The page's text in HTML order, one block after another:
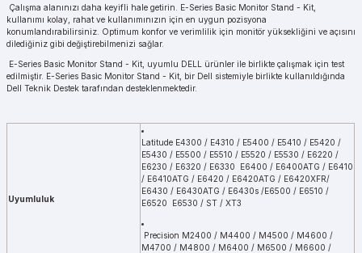
Çalışma alanınızı daha keyifli hale getirin. E-Series Basic Monitor Stand - Kit,
kullanımı kolay, rahat ve kullanımınızın için en uygun pozisyona
konumlandırabilirsiniz. Optimum konfor ve verimlilik için monitör yüksekliğini ve açısını
dilediğiniz gibi değiştirebilmenizi sağlar.
E-Series Basic Monitor Stand - Kit, uyumlu DELL ürünler ile birlikte çalışmak için test
edilmiştir. E-Series Basic Monitor Stand - Kit, bir Dell sistemiyle birlikte kullanıldığında
Dell Teknik Destek tarafından desteklenmektedir.
Uyumluluk
Latitude E4300 / E4310 / E5400 / E5410 / E5420 /
E5430 / E5500 / E5510 / E5520 / E5530 / E6220 /
E6230 / E6320 / E6330 E6400 / E6400ATG / E6410
/ E6410ATG / E6420 / E6420ATG / E6420XFR/
E6430 / E6430ATG / E6430s /E6500 / E6510 /
E6520 E6530 / ST / XT3
Precision M2400 / M4400 / M4500 / M4600 /
M4700 / M4800 / M6400 / M6500 / M6600 /